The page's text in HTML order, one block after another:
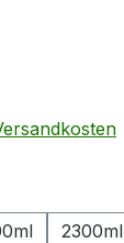
2300ml